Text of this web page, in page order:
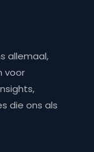
allemaal,
voor
die ons als